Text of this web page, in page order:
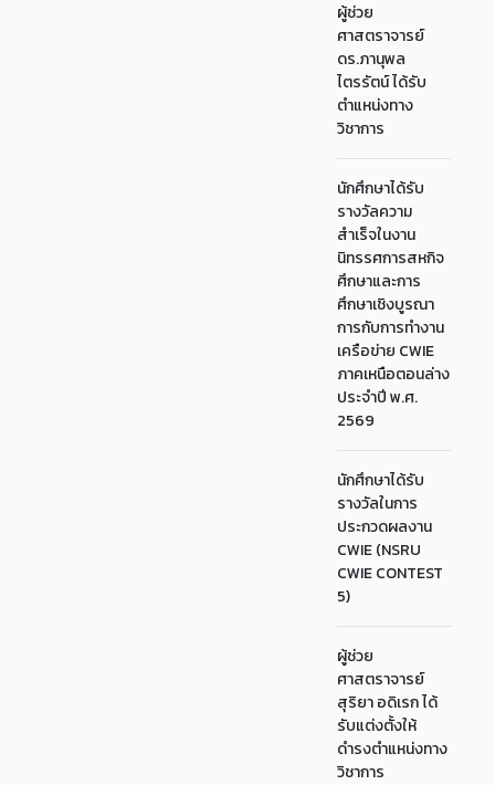
ผู้ช่วย
ศาสตราจารย์
ดร.ภานุพล
ไตรรัตน์ ได้รับ
ตำแหน่งทาง
วิชาการ
นักศึกษาได้รับ
รางวัลความ
สำเร็จในงาน
นิทรรศการสหกิจ
ศึกษาและการ
ศึกษาเชิงบูรณา
การกับการทำงาน
เครือข่าย CWIE
ภาคเหนือตอนล่าง
ประจำปี พ.ศ.
2569
นักศึกษาได้รับ
รางวัลในการ
ประกวดผลงาน
CWIE (NSRU
CWIE CONTEST
5)
ผู้ช่วย
ศาสตราจารย์
สุริยา อดิเรก ได้
รับแต่งตั้งให้
ดำรงตำแหน่งทาง
วิชาการ